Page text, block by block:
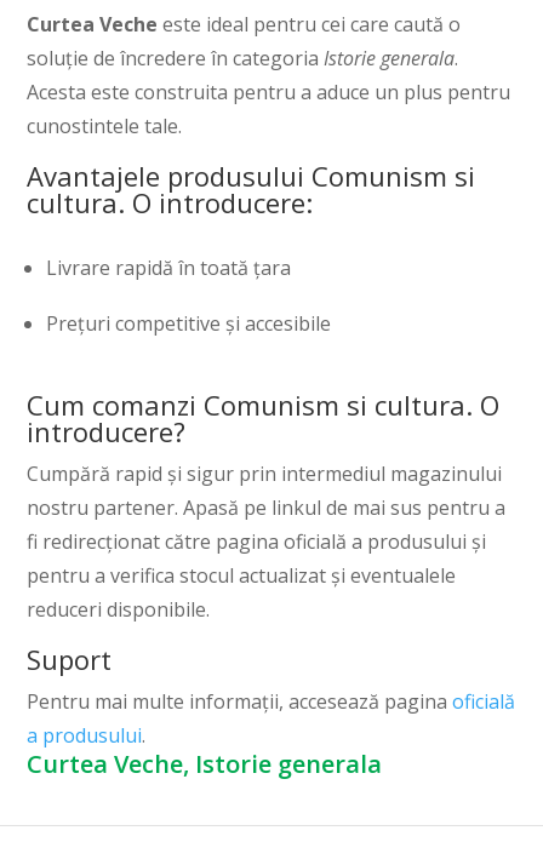
Curtea Veche este ideal pentru cei care caută o
soluție de încredere în categoriaIstorie generala.
Acesta este construita pentru a aduce un plus pentru
cunostintele tale.
Avantajele produsului Comunism si
cultura. O introducere:
Livrare rapidă în toată țara
Prețuri competitive și accesibile
Cum comanzi Comunism si cultura. O
introducere?
Cumpără rapid și sigur prin intermediul magazinului
nostru partener. Apasă pe linkul de mai sus pentru a
fi redirecționat către pagina oficială a produsului și
pentru a verifica stocul actualizat și eventualele
reduceri disponibile.
Suport
Pentru mai multe informații, accesează paginaoficială
a produsului.
Curtea Veche, Istorie generala